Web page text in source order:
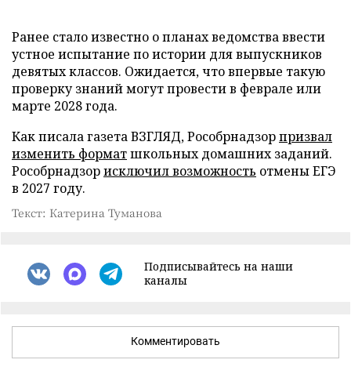
Ранее стало известно о планах ведомства ввести
устное испытание по истории для выпускников
девятых классов. Ожидается, что впервые такую
проверку знаний могут провести в феврале или
марте 2028 года.
Как писала газета ВЗГЛЯД, Рособрнадзорпризвал
изменить форматшкольных домашних заданий.
Рособрнадзорисключил возможность отмены ЕГЭ
в 2027 году.
Текст: Катерина Туманова
Подписывайтесь на наши
каналы
Комментировать